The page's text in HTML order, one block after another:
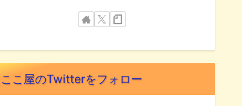
ここ屋のTwitterをフォロー